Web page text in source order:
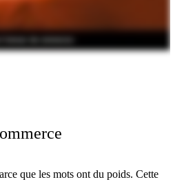
que les mots ont du poids. Cette